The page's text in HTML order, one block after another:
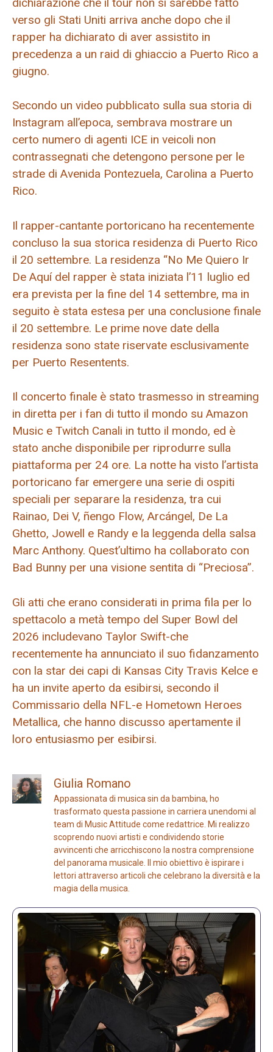
verso gli Stati Uniti arriva anche dopo che il
rapper ha dichiarato di aver assistito in
precedenza a un raid di ghiaccio a Puerto Rico a
giugno.
Secondo un video pubblicato sulla sua storia di
Instagram all’epoca, sembrava mostrare un
certo numero di agenti ICE in veicoli non
contrassegnati che detengono persone per le
strade di Avenida Pontezuela, Carolina a Puerto
Rico.
Il rapper-cantante portoricano ha recentemente
concluso la sua storica residenza di Puerto Rico
il 20 settembre. La residenza “No Me Quiero Ir
De Aquí del rapper è stata iniziata l’11 luglio ed
era prevista per la fine del 14 settembre, ma in
seguito è stata estesa per una conclusione finale
il 20 settembre. Le prime nove date della
residenza sono state riservate esclusivamente
per Puerto Resentents.
Il concerto finale è stato trasmesso in streaming
in diretta per i fan di tutto il mondo su Amazon
Music e Twitch Canali in tutto il mondo, ed è
stato anche disponibile per riprodurre sulla
piattaforma per 24 ore. La notte ha visto l’artista
portoricano far emergere una serie di ospiti
speciali per separare la residenza, tra cui
Rainao, Dei V, ñengo Flow, Arcángel, De La
Ghetto, Jowell e Randy e la leggenda della salsa
Marc Anthony. Quest’ultimo ha collaborato con
Bad Bunny per una visione sentita di “Preciosa”.
Gli atti che erano considerati in prima fila per lo
spettacolo a metà tempo del Super Bowl del
2026 includevano Taylor Swift-che
recentemente ha annunciato il suo fidanzamento
con la star dei capi di Kansas City Travis Kelce e
ha un invite aperto da esibirsi, secondo il
Commissario della NFL-e Hometown Heroes
Metallica, che hanno discusso apertamente il
loro entusiasmo per esibirsi.
Giulia Romano
Appassionata di musica sin da bambina, ho
trasformato questa passione in carriera unendomi al
team di Music Attitude come redattrice. Mi realizzo
scoprendo nuovi artisti e condividendo storie
avvincenti che arricchiscono la nostra comprensione
del panorama musicale. Il mio obiettivo è ispirare i
lettori attraverso articoli che celebrano la diversità e la
magia della musica.